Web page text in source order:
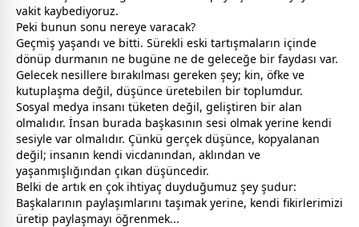
vakit kaybediyoruz.
Peki bunun sonu nereye varacak?
Geçmiş yaşandı ve bitti. Sürekli eski tartışmaların içinde
dönüp durmanın ne bugüne ne de geleceğe bir faydası var.
Gelecek nesillere bırakılması gereken şey; kin, öfke ve
kutuplaşma değil, düşünce üretebilen bir toplumdur.
Sosyal medya insanı tüketen değil, geliştiren bir alan
olmalıdır. İnsan burada başkasının sesi olmak yerine kendi
sesiyle var olmalıdır. Çünkü gerçek düşünce, kopyalanan
değil; insanın kendi vicdanından, aklından ve
yaşanmışlığından çıkan düşüncedir.
Belki de artık en çok ihtiyaç duyduğumuz şey şudur:
Başkalarının paylaşımlarını taşımak yerine, kendi fikirlerimizi
üretip paylaşmayı öğrenmek...